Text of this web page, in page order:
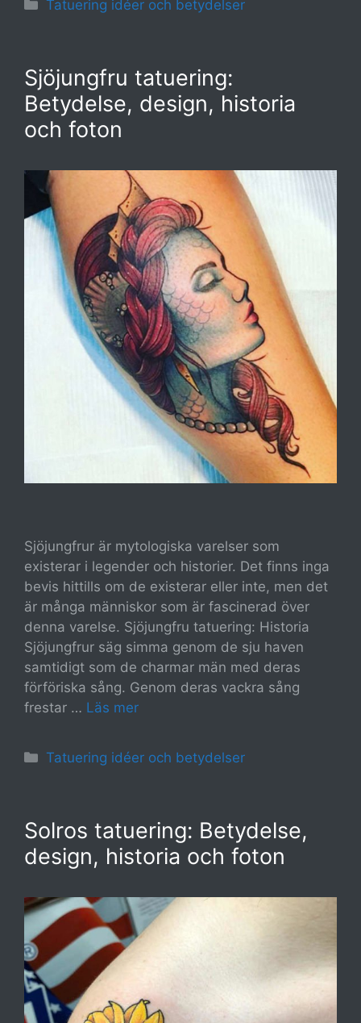
Tatuering idéer och betydelser
Sjöjungfru tatuering:
Betydelse, design, historia
och foton
Sjöjungfrur är mytologiska varelser som
existerar i legender och historier. Det finns inga
bevis hittills om de existerar eller inte, men det
är många människor som är fascinerad över
denna varelse. Sjöjungfru tatuering: Historia
Sjöjungfrur säg simma genom de sju haven
samtidigt som de charmar män med deras
förföriska sång. Genom deras vackra sång
frestar … Läs mer
Kategorier
Tatuering idéer och betydelser
Solros tatuering: Betydelse,
design, historia och foton